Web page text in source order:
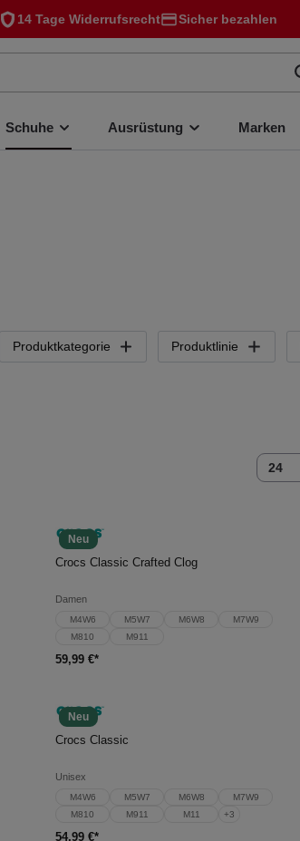
14 Tage Widerrufsrecht Sicher bezahlen
Schuhe Ausrüstung Marken
Produktkategorie Produktlinie
Neu
In den Warenkorb
Crocs Classic Crafted Clog
Damen
M4W6 M5W7 M6W8
M7W9
M810
M911
59,99 €*
Neu
In den Warenkorb
Crocs Classic
Unisex
M4W6 M5W7 M6W8
M7W9
M810
M911 M11 +3
54,99 €*